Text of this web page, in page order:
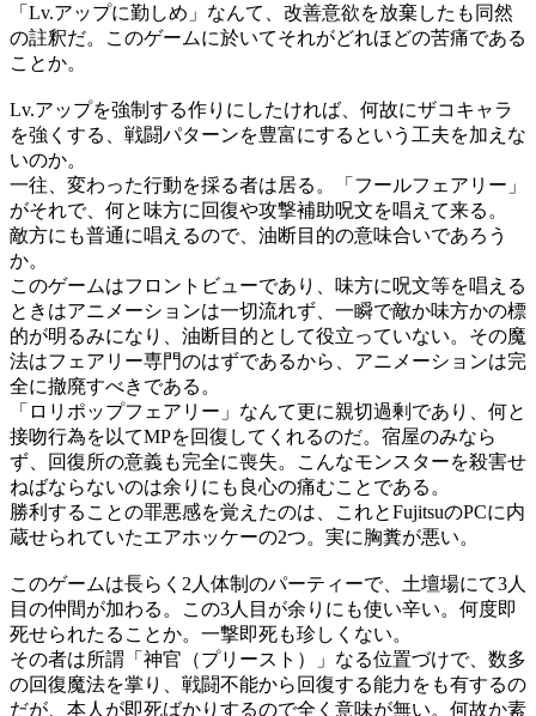
「Lv.アップに勤しめ」なんて、改善意欲を放棄したも同然
の註釈だ。このゲームに於いてそれがどれほどの苦痛である
ことか。
Lv.アップを強制する作りにしたければ、何故にザコキャラ
を強くする、戦闘パターンを豊富にするという工夫を加えな
いのか。
一往、変わった行動を採る者は居る。「フールフェアリー」
がそれで、何と味方に回復や攻撃補助呪文を唱えて来る。
敵方にも普通に唱えるので、油断目的の意味合いであろう
か。
このゲームはフロントビューであり、味方に呪文等を唱える
ときはアニメーションは一切流れず、一瞬で敵か味方かの標
的が明るみになり、油断目的として役立っていない。その魔
法はフェアリー専門のはずであるから、アニメーションは完
全に撤廃すべきである。
「ロリポップフェアリー」なんて更に親切過剰であり、何と
接吻行為を以てMPを回復してくれるのだ。宿屋のみなら
ず、回復所の意義も完全に喪失。こんなモンスターを殺害せ
ねばならないのは余りにも良心の痛むことである。
勝利することの罪悪感を覚えたのは、これとFujitsuのPCに内
蔵せられていたエアホッケーの2つ。実に胸糞が悪い。
このゲームは長らく2人体制のパーティーで、土壇場にて3人
目の仲間が加わる。この3人目が余りにも使い辛い。何度即
死せられたることか。一撃即死も珍しくない。
その者は所謂「神官（プリースト）」なる位置づけで、数多
の回復魔法を掌り、戦闘不能から回復する能力をも有するの
だが、本人が即死ばかりするので全く意味が無い。何故か素